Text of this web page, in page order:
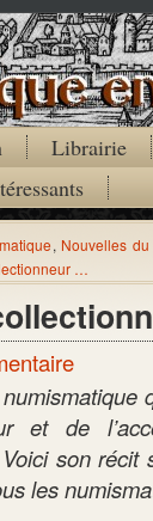
Librairie
, Nouvelles
…
et de
son récit
les